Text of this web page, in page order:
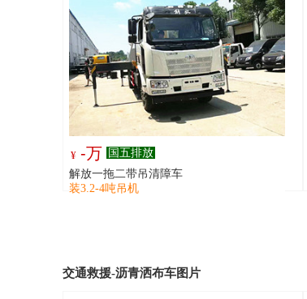
¥ -万 国五排放
解放一拖二带吊清障车
装3.2-4吨吊机
交通救援-沥青洒布车图片